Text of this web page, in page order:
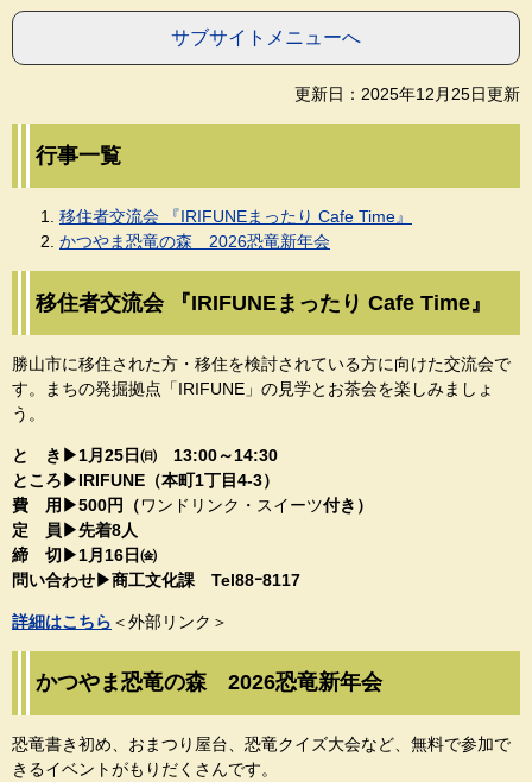
サブサイトメニューへ
更新日：2025年12月25日更新
行事一覧
移住者交流会 『IRIFUNEまったり Cafe Time』​
かつやま恐竜の森 2026恐竜新年会
移住者交流会 『IRIFUNEまったり Cafe Time』
勝山市に移住された方・移住を検討されている方に向けた交流会で
す。まちの発掘拠点「IRIFUNE」の見学とお茶会を楽しみましょ
う。
と き▶1月25日㈰ 13:00～14:30​
ところ▶IRIFUNE（本町1丁目4-3）​
費 用▶500円（ワンドリンク・スイーツ​付き）​
定 員▶先着8人
締 切▶1月16日㈮
​問い合わせ▶商工文化課​ Tel88ｰ8117​
詳細はこちら ＜外部リンク＞
かつやま恐竜の森 2026恐竜新年会
​恐竜書き初め、おまつり屋台、恐竜クイズ大会など、無料で参加で
きるイベントがもりだくさんです。